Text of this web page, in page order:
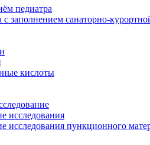
педиатра
с заполнением санаторно-
кислоты
исследования
исследования пункционного